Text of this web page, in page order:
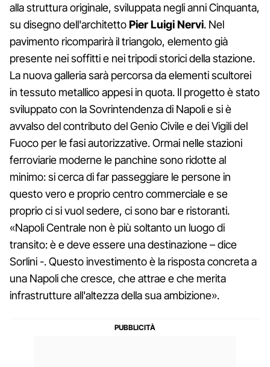
alla struttura originale, sviluppata negli anni Cinquanta,
su disegno dell'architettoPier Luigi Nervi. Nel
pavimento ricomparirà il triangolo, elemento già
presente nei soffitti e nei tripodi storici della stazione.
La nuova galleria sarà percorsa da elementi scultorei
in tessuto metallico appesi in quota. Il progetto è stato
sviluppato con la Sovrintendenza di Napoli e si è
avvalso del contributo del Genio Civile e dei Vigili del
Fuoco per le fasi autorizzative. Ormai nelle stazioni
ferroviarie moderne le panchine sono ridotte al
minimo: si cerca di far passeggiare le persone in
questo vero e proprio centro commerciale e se
proprio ci si vuol sedere, ci sono bar e ristoranti.
«Napoli Centrale non è più soltanto un luogo di
transito: è e deve essere una destinazione – dice
Sorlini -. Questo investimento è la risposta concreta a
una Napoli che cresce, che attrae e che merita
infrastrutture all'altezza della sua ambizione».